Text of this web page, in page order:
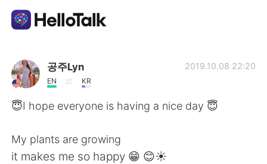
語学交換アプリ
AI Grammar Checker
공주Lyn
EN KR
2019.10.08 22:20
😇I hope everyone is having a nice day 😇
My plants are growing
it makes me so happy 😁 😊☀️